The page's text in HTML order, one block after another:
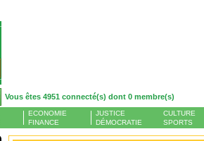
Vous êtes 4951 connecté(s) dont 0 membre(s)
ECONOMIE
FINANCE
JUSTICE
DÉMOCRATIE
CULTURE
SPORTS